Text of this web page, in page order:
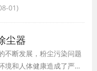
先进的脉冲除尘技术，能
01)
尘器
不断发展，粉尘污染问题
境和人体健康造成了严重